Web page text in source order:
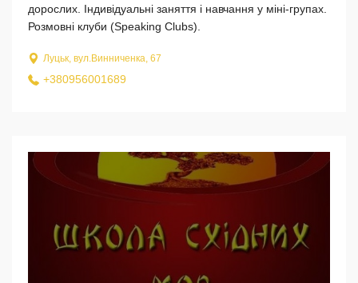
дорослих. Індивідуальні заняття і навчання у міні-групах.
Розмовні клуби (Speaking Clubs).
Луцьк, вул.Винниченка, 67
+380956001689